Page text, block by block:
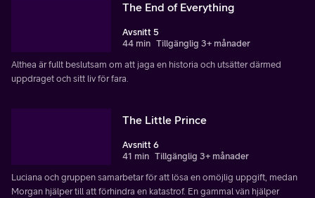
The End of Everything
Avsnitt 5
44 min Tillgänglig 3+ månader
Althea är fullt beslutsam om att jaga en historia och utsätter därmed
uppdraget och sitt liv för fara.
The Little Prince
Avsnitt 6
41 min Tillgänglig 3+ månader
Luciana och gruppen samarbetar för att lösa en omöjlig uppgift, medan
Morgan hjälper till att förhindra en katastrof. En gammal vän hjälper